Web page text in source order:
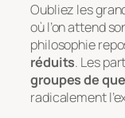
Oubliez les
où l’on attend
philosophie
réduits. Les
groupes de
radicalement